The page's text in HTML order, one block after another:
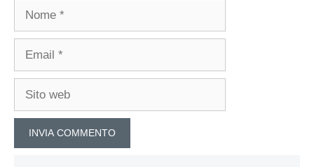
Nome
Email
Sito